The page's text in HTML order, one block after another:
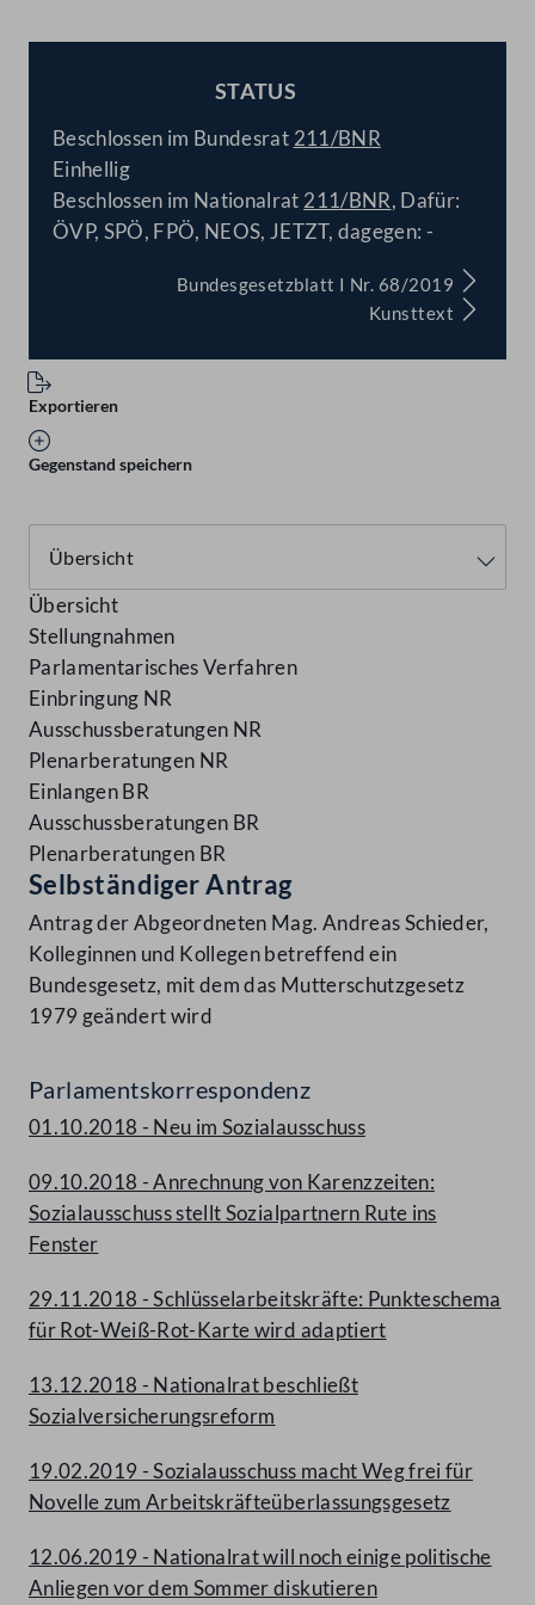
STATUS
Beschlossen im Bundesrat 211/BNR
Einhellig
Beschlossen im Nationalrat 211/BNR, Dafür:
ÖVP, SPÖ, FPÖ, NEOS, JETZT, dagegen: -
Bundesgesetzblatt I Nr. 68/2019
Kunsttext
Exportieren
Gegenstand speichern
Übersicht
Stellungnahmen
Parlamentarisches Verfahren
Einbringung NR
Ausschussberatungen NR
Plenarberatungen NR
Einlangen BR
Ausschussberatungen BR
Plenarberatungen BR
Selbständiger Antrag
Antrag der Abgeordneten Mag. Andreas Schieder,
Kolleginnen und Kollegen betreffend ein
Bundesgesetz, mit dem das Mutterschutzgesetz
1979 geändert wird
Parlamentskorrespondenz
01.10.2018 - Neu im Sozialausschuss
09.10.2018 - Anrechnung von Karenzzeiten:
Sozialausschuss stellt Sozialpartnern Rute ins
Fenster
29.11.2018 - Schlüsselarbeitskräfte: Punkteschema
für Rot-Weiß-Rot-Karte wird adaptiert
13.12.2018 - Nationalrat beschließt
Sozialversicherungsreform
19.02.2019 - Sozialausschuss macht Weg frei für
Novelle zum Arbeitskräfteüberlassungsgesetz
12.06.2019 - Nationalrat will noch einige politische
Anliegen vor dem Sommer diskutieren